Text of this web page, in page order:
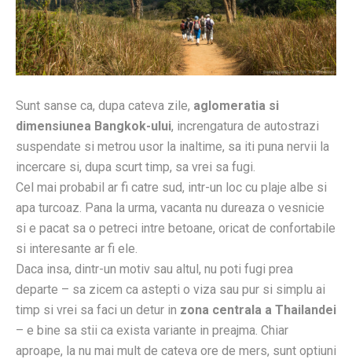
Sunt sanse ca, dupa cateva zile, aglomeratia si
dimensiunea Bangkok-ului, increngatura de autostrazi
suspendate si metrou usor la inaltime, sa iti puna nervii la
incercare si, dupa scurt timp, sa vrei sa fugi.
Cel mai probabil ar fi catre sud, intr-un loc cu plaje albe si
apa turcoaz. Pana la urma, vacanta nu dureaza o vesnicie
si e pacat sa o petreci intre betoane, oricat de confortabile
si interesante ar fi ele.
Daca insa, dintr-un motiv sau altul, nu poti fugi prea
departe – sa zicem ca astepti o viza sau pur si simplu ai
timp si vrei sa faci un detur in zona centrala a Thailandei
– e bine sa stii ca exista variante in preajma. Chiar
aproape, la nu mai mult de cateva ore de mers, sunt optiuni